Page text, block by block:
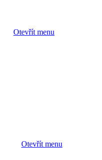
Otevřít menu
Otevřít menu